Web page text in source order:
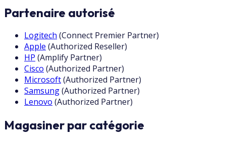
Partenaire autorisé
Logitech (Connect Premier Partner)
Apple (Authorized Reseller)
HP (Amplify Partner)
Cisco (Authorized Partner)
Microsoft(Authorized Partner)
Samsung(Authorized Partner)
Lenovo (Authorized Partner)
Magasiner par catégorie